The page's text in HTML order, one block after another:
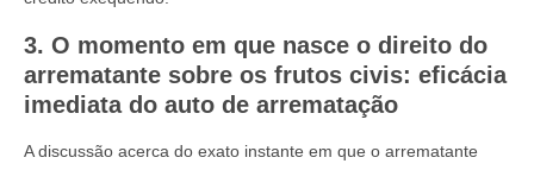
3. O momento em que nasce o direito do
arrematante sobre os frutos civis: eficácia
imediata do auto de arrematação
A discussão acerca do exato instante em que o arrematante